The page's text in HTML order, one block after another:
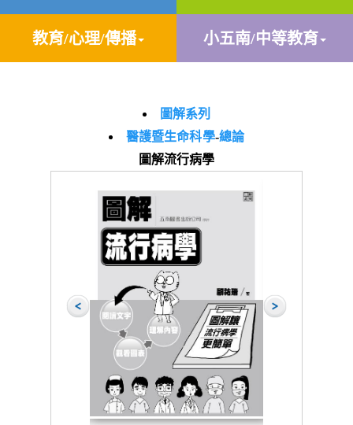
教育/心理/傳播 小五南/中等教育
圖解系列
醫護暨生命科學-總論
圖解流行病學